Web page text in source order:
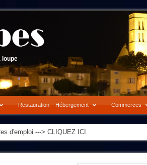
loupe
Restauration – Hébergement Commerces
d'emploi ---> CLIQUEZ ICI